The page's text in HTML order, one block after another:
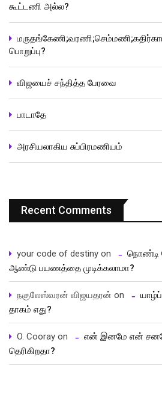
கூட்டணி அல்ல?
பொறுப்பு?
விஜயைச் சந்தித்த பேரவை
பாடாதே
அரசியலாகிய சுப்பிரமணியம்
Recent Comments
your code of destiny on
நொண்டி
ஆண்டு பயணத்தை முடிக்கலாமா?
நகுலேஸ்வரன் விஜயதரன் on
தாகம் எது?
O. Cooray on
என் இனமே என்
தெரிகிறதா?